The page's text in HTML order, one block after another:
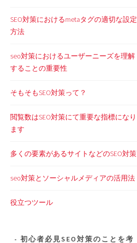
SEO対策におけるmetaタグの適切な設定
方法
seo対策におけるユーザーニーズを理解
することの重要性
そもそもSEO対策って？
閲覧数はSEO対策にて重要な指標になり
ます
多くの要素があるサイトなどのSEO対策
seo対策とソーシャルメディアの活用法
役立つツール
初心者必見SEO対策のことを考